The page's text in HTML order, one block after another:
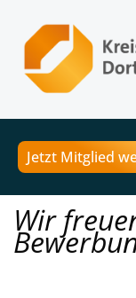
Jetzt Mitglied
Wir